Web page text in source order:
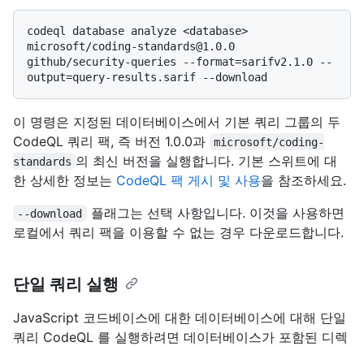
codeql database analyze <database>
microsoft/coding-standards@1.0.0
github/security-queries --format=sarifv2.1.0 --
이 명령은 지정된 데이터베이스에서 기본 쿼리 그룹의 두
CodeQL 쿼리 팩, 즉 버전 1.0.0과
microsoft/coding-
standards 의 최신 버전을 실행합니다. 기본 스위트에 대
한 상세한 정보는 CodeQL 팩 게시 및 사용을 참조하세요.
--download
플래그는 선택 사항입니다. 이것을 사용하면
로컬에서 쿼리 팩을 이용할 수 없는 경우 다운로드합니다.
단일 쿼리 실행
JavaScript 코드베이스에 대한 데이터베이스에 대해 단일
쿼리 CodeQL 를 실행하려면 데이터베이스가 포함된 디렉